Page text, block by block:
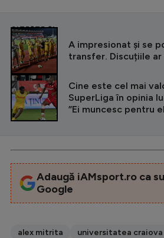
CITEȘTE ȘI
A impresionat și se
transfer. Discuțiile
Cine este cel mai
SuperLiga în opinia
”Ei muncesc pentru
Adaugă iAMsport.ro ca
Google
alex mitrita universitatea craiova